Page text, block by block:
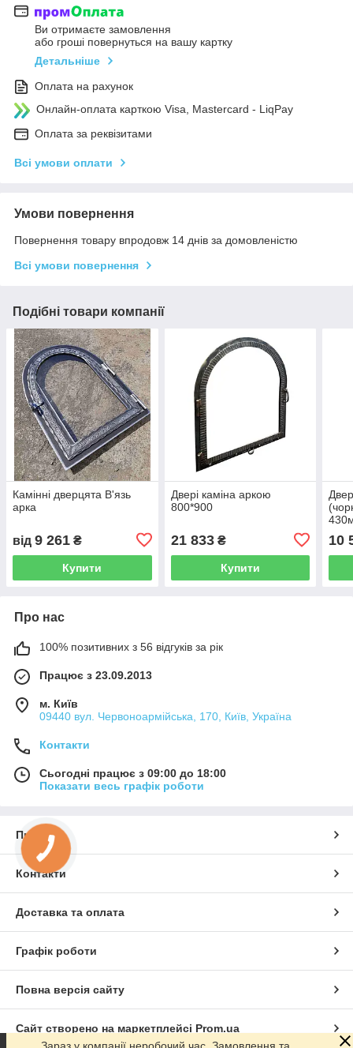
Ви отримаєте замовлення
або гроші повернуться на вашу картку
Детальніше
Оплата на рахунок
Онлайн-оплата карткою Visa, Mastercard - LiqPay
Оплата за реквізитами
Всі умови оплати
Умови повернення
Повернення товару впродовж 14 днів за домовленістю
Всі умови повернення
Подібні товари компанії
Камінні дверцята В'язь
арка
від 9 261 ₴
Купити
Двері каміна аркою
800*900
21 833₴
Купити
10
Про нас
100% позитивних з 56 відгуків за рік
Працює з 23.09.2013
м. Київ
09440 вул. Червоноармійська, 170, Київ, Україна
Контакти
Сьогодні працює з 09:00 до 18:00
Показати весь графік роботи
Про нас
Контакти
Доставка та оплата
Графік роботи
Повна версія сайту
Сайт створено на маркетплейсі Prom.ua